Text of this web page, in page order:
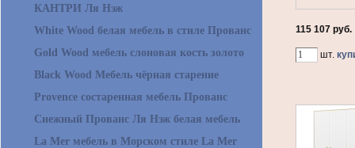
КАНТРИ Ля Нэж
White Wood белая мебель в стиле Прованс
Gold Wood мебель слоновая кость золото
Black Wood Мебель чёрная старение
Provence состаренная мебель Прованс
Снежный Прованс Ля Нэж белая мебель
La Mer мебель в Морском стиле La Mer
115 107 руб.
шт.